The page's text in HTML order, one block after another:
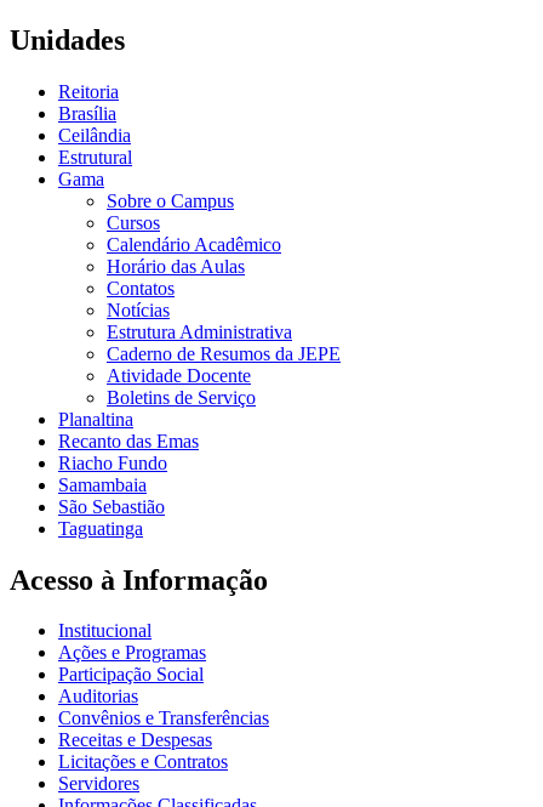
Unidades
Reitoria
Brasília
Ceilândia
Estrutural
Gama
Sobre o Campus
Cursos
Calendário Acadêmico
Horário das Aulas
Contatos
Notícias
Estrutura Administrativa
Caderno de Resumos da JEPE
Atividade Docente
Boletins de Serviço
Planaltina
Recanto das Emas
Riacho Fundo
Samambaia
São Sebastião
Taguatinga
Acesso à Informação
Institucional
Ações e Programas
Participação Social
Auditorias
Convênios e Transferências
Receitas e Despesas
Licitações e Contratos
Servidores